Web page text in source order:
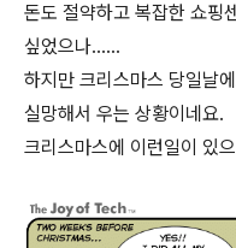
돈도 절약하고 복잡한 쇼핑
싶었으나......
하지만 크리스마스 당일날
실망해서 우는 상황이네요.
크리스마스에 이런일이 있